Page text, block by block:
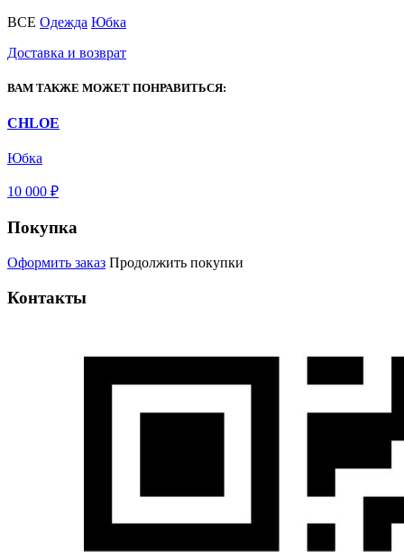
ВСЕ Одежда Юбка
Доставка и возврат
ВАМ ТАКЖЕ МОЖЕТ ПОНРАВИТЬСЯ:
CHLOE
Юбка
10 000 ₽
Покупка
Оформить заказ Продолжить покупки
Контакты